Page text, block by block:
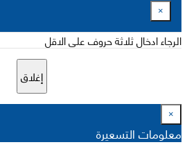
×
الرجاء ادخال ثلاثة حروف على الاقل
إغلاق
×
معلومات التسعيرة